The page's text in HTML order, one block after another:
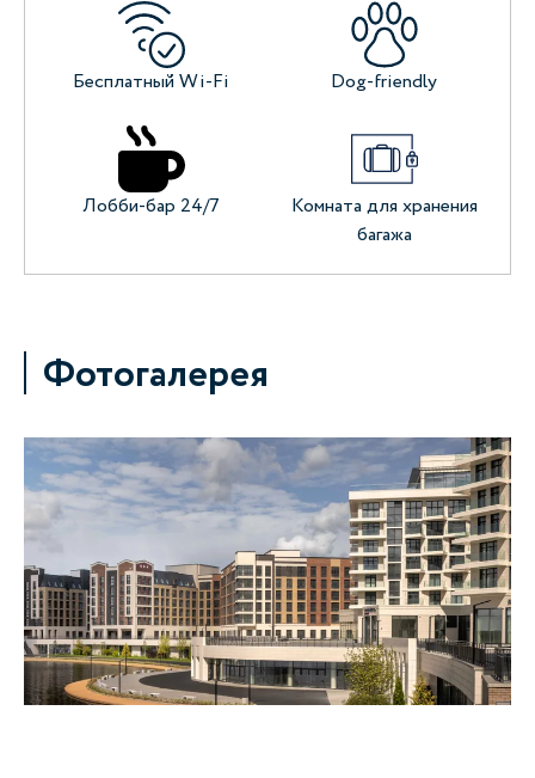
Бесплатный Wi-Fi Dog-friendly
Лобби-бар 24/7
Комната для хранения
багажа
Фотогалерея